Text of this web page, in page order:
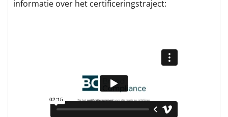
informatie over het certificeringstraject: